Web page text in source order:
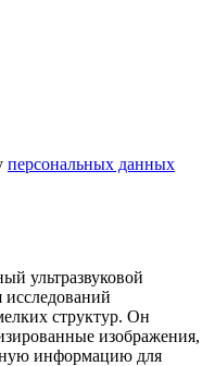
персональных данных
ультразвуковой
исследований
структур. Он
изображения,
информацию для